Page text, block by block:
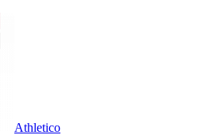
Athletico